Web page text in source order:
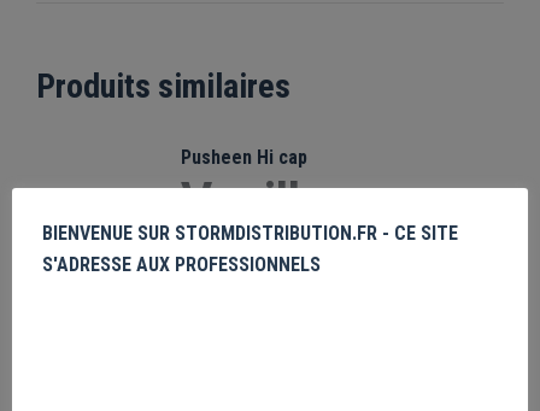
Produits similaires
Pusheen Hi cap
Veuillez vous
enregistrer
BIENVENUE SUR STORMDISTRIBUTION.FR - CE SITE
S'ADRESSE AUX PROFESSIONNELS